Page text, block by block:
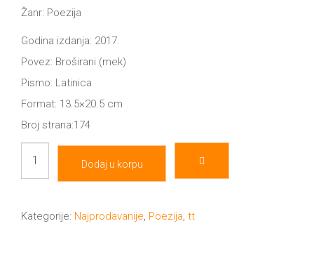
Žanr: Poezija
Godina izdanja: 2017.
Povez: Broširani (mek)
Pismo: Latinica
Format: 13.5×20.5 cm
Broj strana:174
Dodaj u korpu
Kategorije: Najprodavanije, Poezija, tt